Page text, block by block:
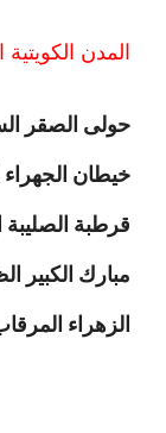
المدن الكويتية
حولى الصقر
خيطان الجهراء
قرطبة الصليبة
مبارك الكبير
الزهراء